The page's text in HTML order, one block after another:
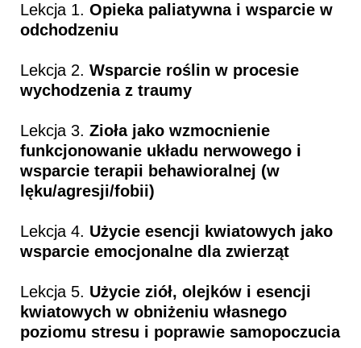
Lekcja 1. Opieka paliatywna i wsparcie w
odchodzeniu
Lekcja 2. Wsparcie roślin w procesie
wychodzenia z traumy
Lekcja 3. Zioła jako wzmocnienie
funkcjonowanie układu nerwowego i
wsparcie terapii behawioralnej (w
lęku/agresji/fobii)
Lekcja 4. Użycie esencji kwiatowych jako
wsparcie emocjonalne dla zwierząt
Lekcja 5. Użycie ziół, olejków i esencji
kwiatowych w obniżeniu własnego
poziomu stresu i poprawie samopoczucia